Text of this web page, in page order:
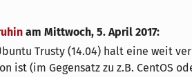
am Mittwoch, 5. April 2017:
Trusty (14.04) halt eine weit
ist (im Gegensatz zu z.B. CentOS